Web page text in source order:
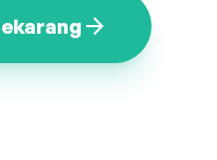
arrow_forward